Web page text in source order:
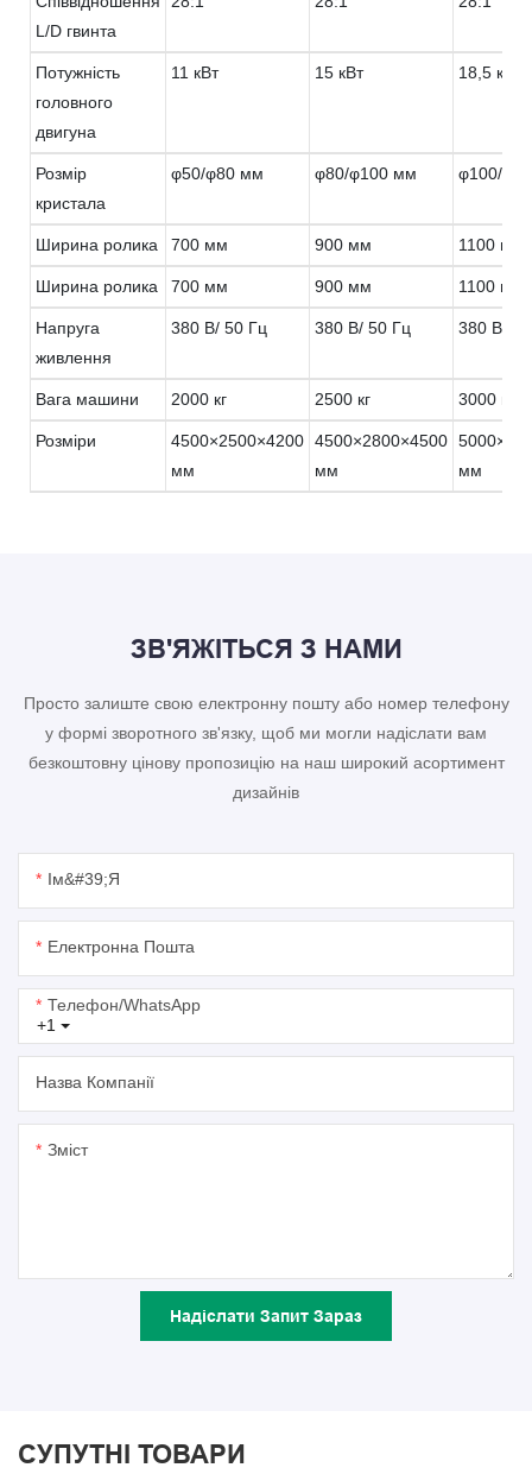
L/D гвинта
Потужність
головного
двигуна
11 кВт 15 кВт 18,5 кВт
Розмір
кристала
φ50/φ80 мм φ80/φ100 мм φ100/
Ширина ролика 700 мм 900 мм 1100 мм
Ширина ролика 700 мм 900 мм 1100 мм
Напруга
живлення
380 В/ 50 Гц 380 В/ 50 Гц 380 В/
Вага машини 2000 кг 2500 кг 3000 кг
Розміри
4500×2500×4200
мм
4500×2800×4500
мм
мм
ЗВ'ЯЖІТЬСЯ З НАМИ
Просто залиште свою електронну пошту або номер телефону
у формі зворотного зв'язку, щоб ми могли надіслати вам
безкоштовну цінову пропозицію на наш широкий асортимент
дизайнів
Ім&#39;я
Електронна Пошта
+1
Телефон/WhatsApp
Назва Компанії
Зміст
Надіслати Запит Зараз
СУПУТНІ ТОВАРИ